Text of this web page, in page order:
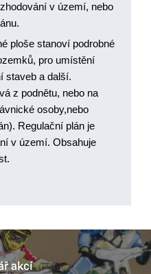
v území, nebo
ploše stanoví podrobné
pro umístění
staveb a další.
z podnětu, nebo na
osoby,nebo
Regulační plán je
v území. Obsahuje
akcí